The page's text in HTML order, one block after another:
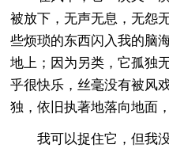
被放下，无声无息，无怨
些烦琐的东西闪入我的脑
地上；因为另类，它孤独
乎很快乐，丝毫没有被风
独，依旧执著地落向地面
我可以捉住它，但我没